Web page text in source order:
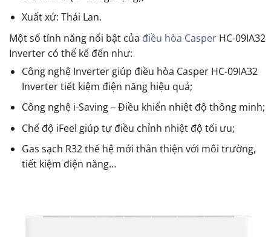
Xuất xứ: Thái Lan.
Một số tính năng nổi bật của điều hòa Casper HC-09IA32
Inverter có thể kể đến như:
Công nghệ Inverter giúp điều hòa Casper HC-09IA32
Inverter tiết kiệm điện năng hiệu quả;
Công nghệ i-Saving – Điều khiển nhiệt độ thông minh;
Chế độ iFeel giúp tự điều chỉnh nhiệt độ tối ưu;
Gas sạch R32 thế hệ mới thân thiện với môi trường,
tiết kiệm điện năng…